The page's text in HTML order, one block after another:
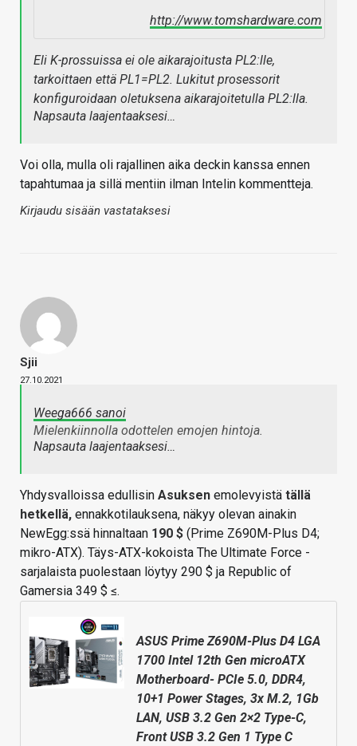
http://www.tomshardware.com
Eli K-prossuissa ei ole aikarajoitusta PL2:lle,
tarkoittaen että PL1=PL2. Lukitut prosessorit
konfiguroidaan oletuksena aikarajoitetulla PL2:lla.
Napsauta laajentaaksesi…
Voi olla, mulla oli rajallinen aika deckin kanssa ennen
tapahtumaa ja sillä mentiin ilman Intelin kommentteja.
Kirjaudu sisään vastataksesi
Sjii
27.10.2021
Weega666 sanoi
Mielenkiinnolla odottelen emojen hintoja.
Napsauta laajentaaksesi…
Yhdysvalloissa edullisin Asuksen emolevyistä tällä
hetkellä, ennakkotilauksena, näkyy olevan ainakin
NewEgg:ssä hinnaltaan 190 $ (Prime Z690M-Plus D4;
mikro-ATX). Täys-ATX-kokoista The Ultimate Force -
sarjalaista puolestaan löytyy 290 $ ja Republic of
Gamersia 349 $ ≤.
ASUS Prime Z690M-Plus D4 LGA
1700 Intel 12th Gen microATX
Motherboard- PCIe 5.0, DDR4,
10+1 Power Stages, 3x M.2, 1Gb
LAN, USB 3.2 Gen 2×2 Type-C,
Front USB 3.2 Gen 1 Type C